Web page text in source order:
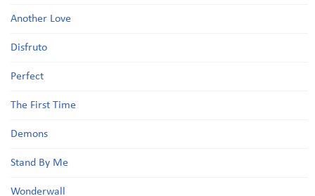
Another Love
Disfruto
Perfect
The First Time
Demons
Stand By Me
Wonderwall